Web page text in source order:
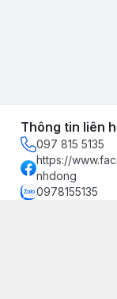
Thông tin liên
097 815 5135
https://
nhdong
0978155135